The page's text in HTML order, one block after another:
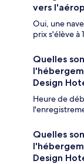
vers
Oui, une
prix s'élève à
Quelles
Design
Heure de
Quelles
Design